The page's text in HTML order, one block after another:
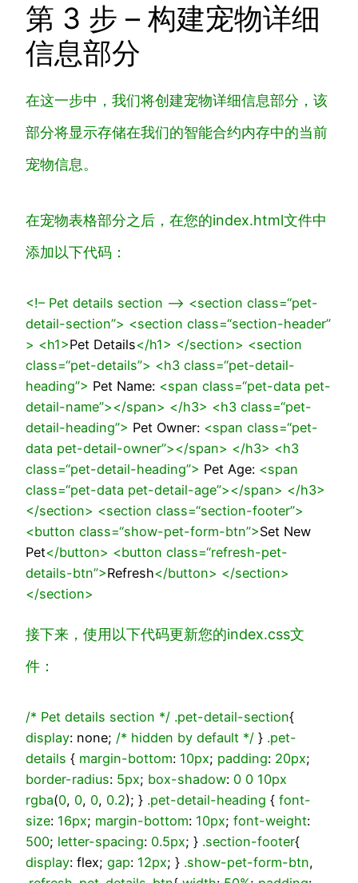
第 3 步 – 构建宠物详细
信息部分
在这一步中，我们将创建宠物详细信息部分，该
部分将显示存储在我们的智能合约内存中的当前
宠物信息。
在宠物表格部分之后，在您的index.html文件中
添加以下代码：
<!– Pet details section –> <section class=“pet-
detail-section”> <section class=“section-header”
> <h1>Pet Details</h1> </section> <section
class=“pet-details”> <h3 class=“pet-detail-
heading”> Pet Name: <span class=“pet-data pet-
detail-name”></span> </h3> <h3 class=“pet-
detail-heading”> Pet Owner: <span class=“pet-
data pet-detail-owner”></span> </h3> <h3
class=“pet-detail-heading”> Pet Age: <span
class=“pet-data pet-detail-age”></span> </h3>
</section> <section class=“section-footer”>
<button class=“show-pet-form-btn”>Set New
Pet</button> <button class=“refresh-pet-
details-btn”>Refresh</button> </section>
</section>
接下来，使用以下代码更新您的index.css文
件：
/* Pet details section */ .pet-detail-section{
display: none; /* hidden by default */ } .pet-
details { margin-bottom: 10px; padding: 20px;
border-radius: 5px; box-shadow: 0 0 10px
rgba(0, 0, 0, 0.2); } .pet-detail-heading { font-
size: 16px; margin-bottom: 10px; font-weight:
500; letter-spacing: 0.5px; } .section-footer{
display: flex; gap: 12px; } .show-pet-form-btn,